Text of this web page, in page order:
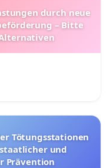
durch neue
– Bitte
und
Prävention